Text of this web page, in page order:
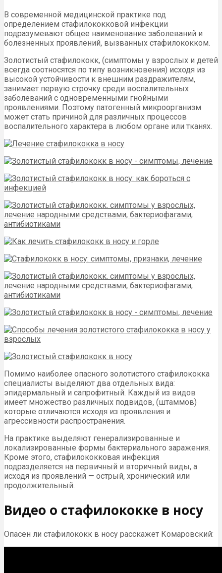
В современной медицинской практике под
определением стафилококковой инфекции
подразумевают общее наименование заболеваний и
болезненных проявлений, вызванных стафилококком.
Золотистый стафилококк, (симптомы у взрослых и детей
всегда соотносятся по типу возникновения) исходя из
высокой устойчивости к внешним раздражителям,
занимает первую строчку среди воспалительных
заболеваний с одновременными гнойными
проявлениями. Поэтому патогенный микроорганизм
может стать причиной для различных процессов
воспалительного характера в любом органе или тканях.
Помимо наиболее опасного золотистого стафилококка
специалисты выделяют два отдельных вида:
эпидермальный и сапрофитный. Каждый из видов
имеет множество различных подвидов, (штаммов)
которые отличаются исходя из проявления и
агрессивности распространения.
На практике выделяют генерализированные и
локализированные формы бактериального заражения.
Кроме этого, стафилококковая инфекция
подразделяется на первичный и вторичный виды, а
исходя из проявлений — острый, хронический или
продолжительный.
Видео о стафилококке в носу
Опасен ли стафилококк в носу расскажет Комаровский: